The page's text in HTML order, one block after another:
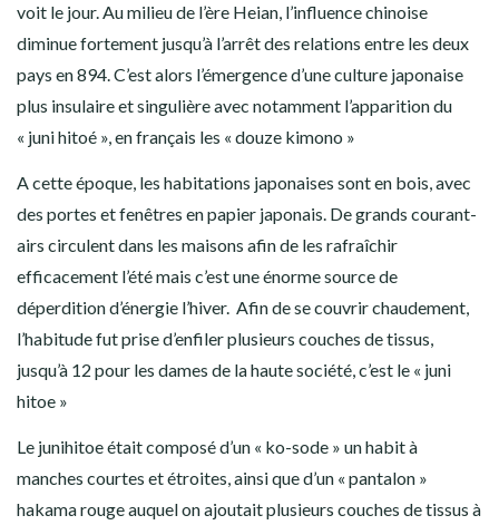
voit le jour. Au milieu de l’ère Heian, l’influence chinoise
diminue fortement jusqu’à l’arrêt des relations entre les deux
pays en 894. C’est alors l’émergence d’une culture japonaise
plus insulaire et singulière avec notamment l’apparition du
« juni hitoé », en français les « douze kimono »
A cette époque, les habitations japonaises sont en bois, avec
des portes et fenêtres en papier japonais. De grands courant-
airs circulent dans les maisons afin de les rafraîchir
efficacement l’été mais c’est une énorme source de
déperdition d’énergie l’hiver. Afin de se couvrir chaudement,
l’habitude fut prise d’enfiler plusieurs couches de tissus,
jusqu’à 12 pour les dames de la haute société, c’est le « juni
hitoe »
Le junihitoe était composé d’un « ko-sode » un habit à
manches courtes et étroites, ainsi que d’un « pantalon »
hakama rouge auquel on ajoutait plusieurs couches de tissus à